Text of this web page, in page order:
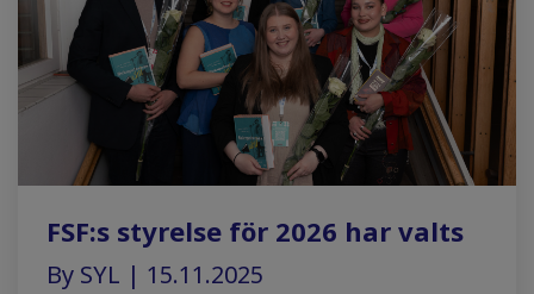
FSF:s styrelse för 2026 har valts
By SYL | 15.11.2025